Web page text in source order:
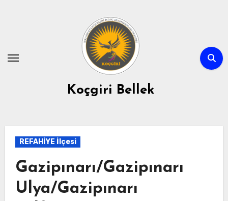
Koçgiri Bellek
REFAHİYE İlçesi
Gazipınarı/Gazipınarı
Ulya/Gazipınarı